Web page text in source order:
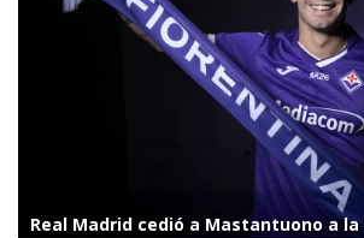
Real Madrid cedió a Mastantuono a